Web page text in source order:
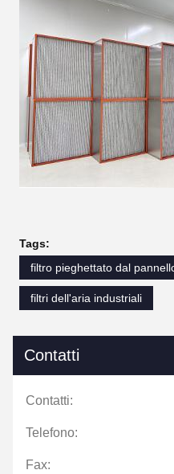
Tags:
filtro pieghettato dal
filtri dell'aria industriali
Contatti
Contatti:
Telefono:
Fax: